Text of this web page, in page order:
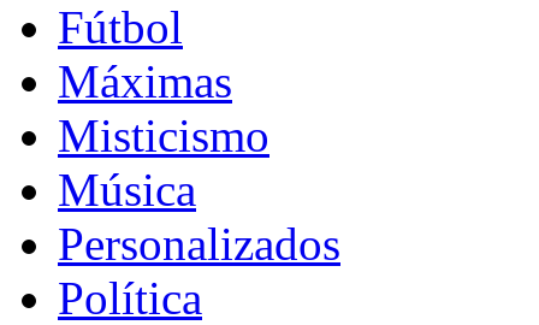
Fútbol
Máximas
Misticismo
Música
Personalizados
Política